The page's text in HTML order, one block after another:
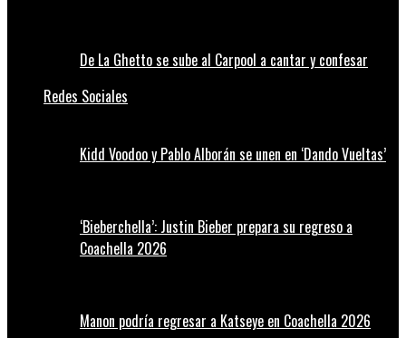
De La Ghetto se sube al Carpool a cantar y confesar
Redes Sociales
Kidd Voodoo y Pablo Alborán se unen en ‘Dando Vueltas’
‘Bieberchella’: Justin Bieber prepara su regreso a
Coachella 2026
Manon podría regresar a Katseye en Coachella 2026